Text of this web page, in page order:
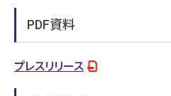
PDF資料
プレスリリース